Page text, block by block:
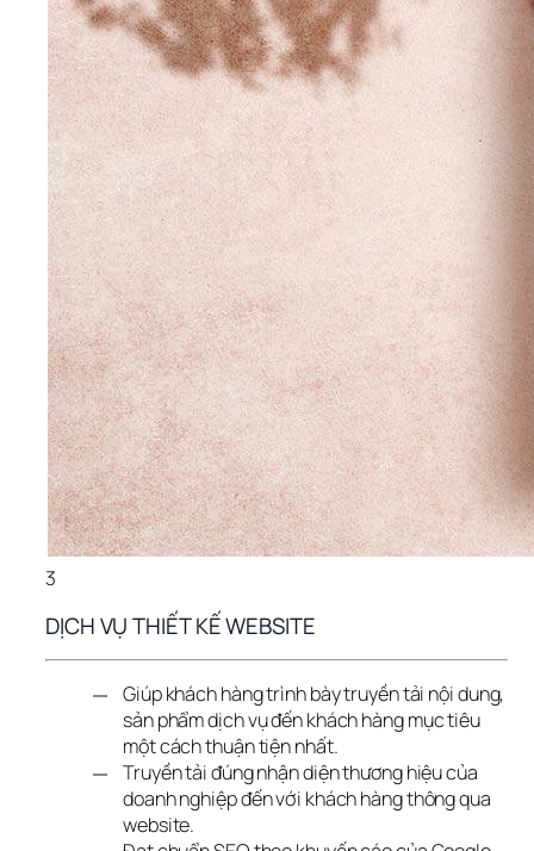
3
DỊCH VỤ THIẾT KẾ WEBSITE
Giúp khách hàng trình bày truyền tải nội dung,
sản phẩm dịch vụ đến khách hàng mục tiêu
một cách thuận tiện nhất.
Truyền tải đúng nhận diện thương hiệu của
doanh nghiệp đến với khách hàng thông qua
website.